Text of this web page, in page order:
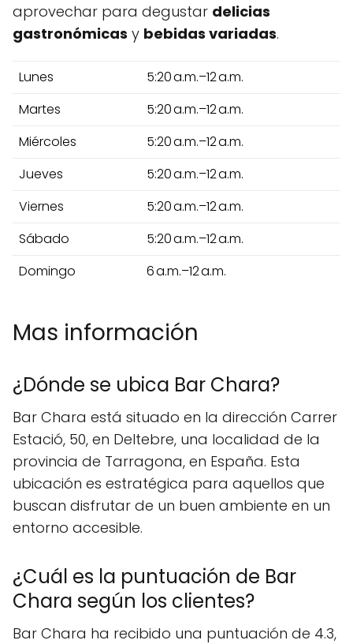
aprovechar para degustar delicias
gastronómicas y bebidas variadas.
Lunes
5:20 a.m.–12 a.m.
Martes
5:20 a.m.–12 a.m.
Miércoles
5:20 a.m.–12 a.m.
Jueves
5:20 a.m.–12 a.m.
Viernes
5:20 a.m.–12 a.m.
Sábado
5:20 a.m.–12 a.m.
Domingo
6 a.m.–12 a.m.
Mas información
¿Dónde se ubica Bar Chara?
Bar Chara está situado en la dirección Carrer
Estació, 50, en Deltebre, una localidad de la
provincia de Tarragona, en España. Esta
ubicación es estratégica para aquellos que
buscan disfrutar de un buen ambiente en un
entorno accesible.
¿Cuál es la puntuación de Bar
Chara según los clientes?
Bar Chara ha recibido una puntuación de 4.3,